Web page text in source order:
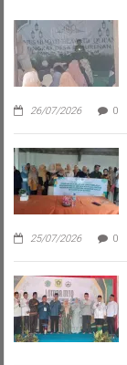
26/07/2026 0
25/07/2026 0